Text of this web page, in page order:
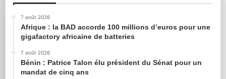
7 août 2026
Afrique : la BAD accorde 100 millions d’euros pour une
gigafactory africaine de batteries
7 août 2026
Bénin : Patrice Talon élu président du Sénat pour un
mandat de cinq ans